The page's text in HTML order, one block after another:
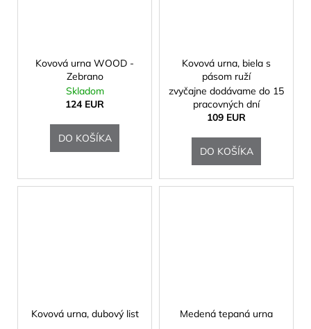
Kovová urna WOOD -
Zebrano
Skladom
124 EUR
DO KOŠÍKA
Kovová urna, biela s
pásom ruží
zvyčajne dodávame do 15
pracovných dní
109 EUR
DO KOŠÍKA
Kovová urna, dubový list Medená tepaná urna